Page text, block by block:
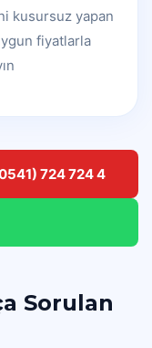
kusursuz yapan
fiyatlarla
724 724 4
Sorulan